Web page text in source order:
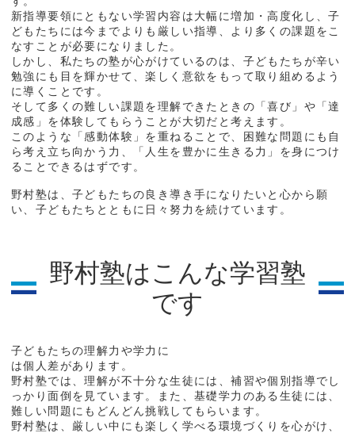
新指導要領にともない学習内容は大幅に増加・高度化し、子
どもたちには今までよりも厳しい指導、より多くの課題をこ
なすことが必要になりました。
しかし、私たちの塾が心がけているのは、子どもたちが辛い
勉強にも目を輝かせて、楽しく意欲をもって取り組めるよう
に導くことです。
そして多くの難しい課題を理解できたときの「喜び」や「達
成感」を体験してもらうことが大切だと考えます。
このような「感動体験」を重ねることで、困難な問題にも自
ら考え立ち向かう力、「人生を豊かに生きる力」を身につけ
ることできるはずです。
野村塾は、子どもたちの良き導き手になりたいと心から願
い、子どもたちとともに日々努力を続けています。
野村塾はこんな学習塾
です
子どもたちの理解力や学力に
は個人差があります。
野村塾では、理解が不十分な生徒には、補習や個別指導でし
っかり面倒を見ています。また、基礎学力のある生徒には、
難しい問題にもどんどん挑戦してもらいます。
野村塾は、厳しい中にも楽しく学べる環境づくりを心がけ、